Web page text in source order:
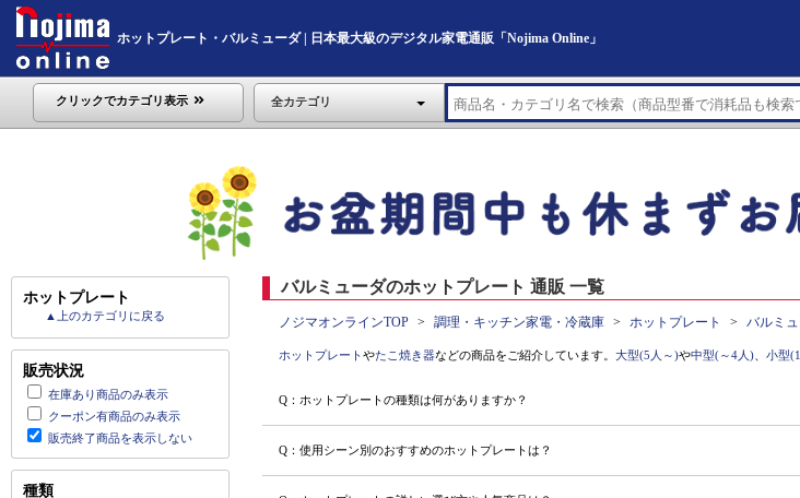
ホットプレート・バルミューダ | 日本最大級のデジタル家電通販「Nojima Online」
クリックでカテゴリ表示 全カテゴリ
ホットプレート
▲上のカテゴリに戻る
販売状況
在庫あり商品のみ表示
クーポン有商品のみ表示
販売終了商品を表示しない
種類
バルミューダのホットプレート 通販 一覧
ノジマオンラインTOP 調理・キッチン家電・冷蔵庫 ホットプレート バルミ
ホットプレートやたこ焼き器などの商品をご紹介しています。 大型(5人～)や中型(～4人) 小型
Q：ホットプレートの種類は何がありますか？
Q：使用シーン別のおすすめのホットプレートは？